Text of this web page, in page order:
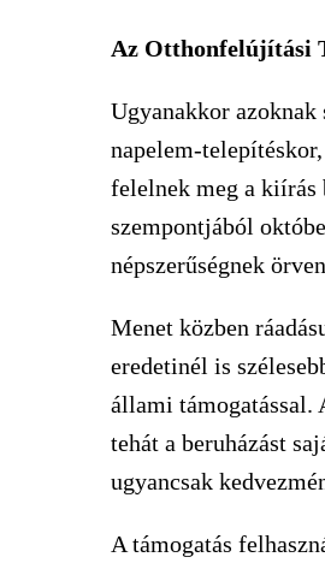
Az Otthonfelújítási
Ugyanakkor
napelem-
felelnek meg a kiírás
szempontjából
népszerűségnek
Menet közben
eredetinél is
állami támogatással.
tehát a beruházást
ugyancsak
A támogatás